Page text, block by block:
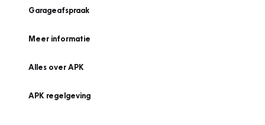
Garageafspraak
Meer informatie
Alles over APK
APK regelgeving